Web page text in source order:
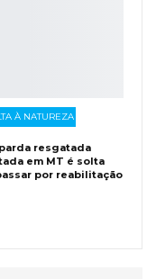
À NATUREZA
resgatada
em MT é solta
por reabilitação